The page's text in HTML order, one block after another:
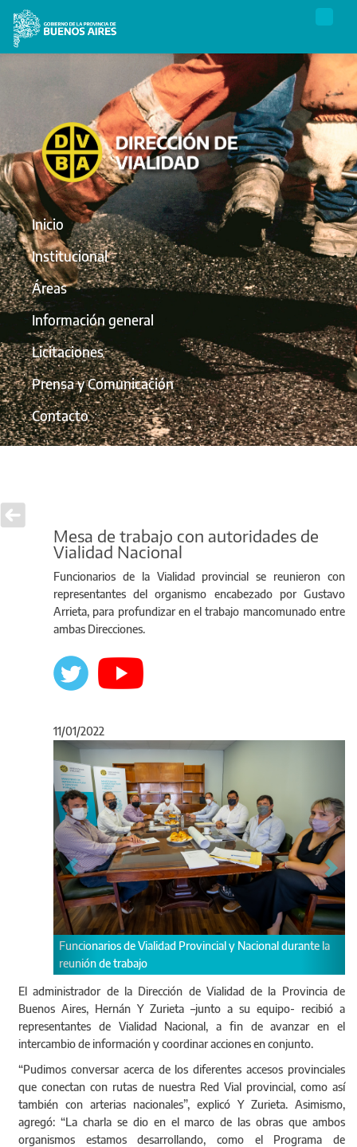
Inicio
Institucional
Áreas
Información general
Licitaciones
Prensa y Comunicación
Contacto
Mesa de trabajo con autoridades de
Vialidad Nacional
Funcionarios de la Vialidad provincial se reunieron con
representantes del organismo encabezado por Gustavo
Arrieta, para profundizar en el trabajo mancomunado entre
ambas Direcciones.
11/01/2022
Provincial y Nacional durante la
El encuentro se dio a fin de
Anterior
El administrador de la Dirección de Vialidad de la Provincia de
Buenos Aires, Hernán Y Zurieta –junto a su equipo- recibió a
representantes de Vialidad Nacional, a fin de avanzar en el
intercambio de información y coordinar acciones en conjunto.
“Pudimos conversar acerca de los diferentes accesos provinciales
que conectan con rutas de nuestra Red Vial provincial, como así
también con arterias nacionales”, explicó Y Zurieta. Asimismo,
agregó: “La charla se dio en el marco de las obras que ambos
organismos estamos desarrollando, como el Programa de